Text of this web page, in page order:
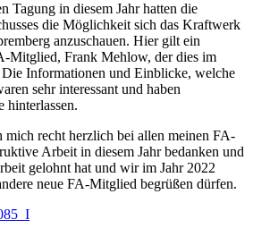
Tagung in diesem Jahr hatten die
die Möglichkeit sich das Kraftwerk
anzuschauen. Hier gilt ein
Mitglied, Frank Mehlow, der dies im
Informationen und Einblicke, welche
sehr interessant und haben
hinterlassen.
mich recht herzlich bei allen meinen FA-
Arbeit in diesem Jahr bedanken und
gelohnt hat und wir im Jahr 2022
neue FA-Mitglied begrüßen dürfen.